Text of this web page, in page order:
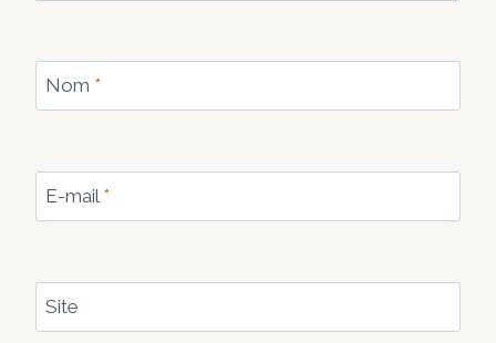
Nom *
E-mail *
Site